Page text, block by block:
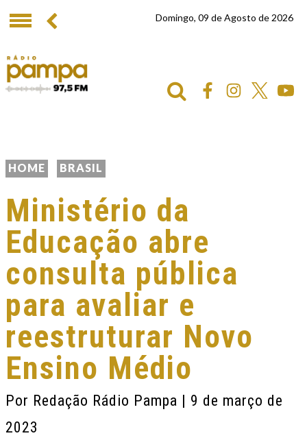
Domingo, 09 de Agosto de 2026
HOME BRASIL
Ministério da
Educação abre
consulta pública
para avaliar e
reestruturar Novo
Ensino Médio
Por Redação Rádio Pampa | 9 de março de
2023